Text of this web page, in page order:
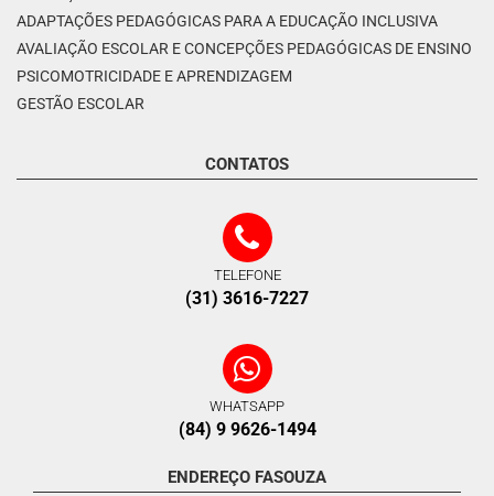
ADAPTAÇÕES PEDAGÓGICAS PARA A EDUCAÇÃO INCLUSIVA
AVALIAÇÃO ESCOLAR E CONCEPÇÕES PEDAGÓGICAS DE ENSINO
PSICOMOTRICIDADE E APRENDIZAGEM
GESTÃO ESCOLAR
CONTATOS
TELEFONE
(31) 3616-7227
WHATSAPP
(84) 9 9626-1494
ENDEREÇO FASOUZA